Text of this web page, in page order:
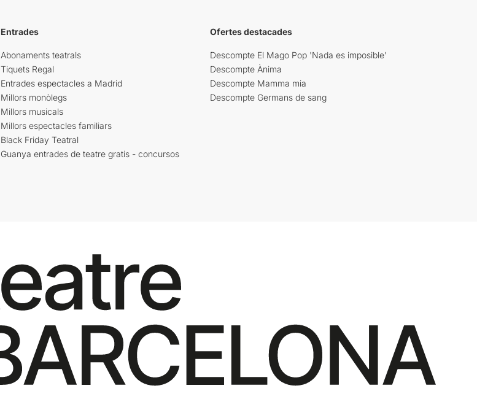
Entrades
Abonaments teatrals
Tiquets Regal
Entrades espectacles a Madrid
Millors monòlegs
Millors musicals
Millors espectacles familiars
Black Friday Teatral
Guanya entrades de teatre gratis - concursos
Ofertes destacades
Descompte El Mago Pop 'Nada es imposible'
Descompte Ànima
Descompte Mamma mia
Descompte Germans de sang